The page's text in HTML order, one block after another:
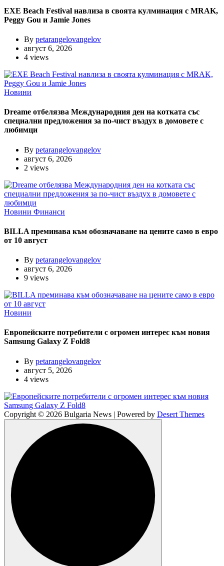
EXE Beach Festival навлиза в своята кулминация с MRAK,
Peggy Gou и Jamie Jones
By petarangelovangelov
август 6, 2026
4 views
Новини
Dreame отбелязва Международния ден на котката със
специални предложения за по-чист въздух в домовете с
любимци
By petarangelovangelov
август 6, 2026
2 views
Новини Финанси
BILLA преминава към обозначаване на цените само в евро
от 10 август
By petarangelovangelov
август 6, 2026
9 views
Новини
Европейските потребители с огромен интерес към новия
Samsung Galaxy Z Fold8
By petarangelovangelov
август 5, 2026
4 views
Copyright © 2026 Bulgaria News | Powered by Desert Themes